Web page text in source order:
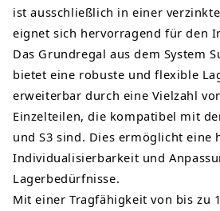
ist ausschließlich in einer
eignet sich hervorragend für den
Das Grundregal aus dem System
bietet eine robuste und flexible
erweiterbar durch eine Vielzahl
Einzelteilen, die kompatibel mit
und S3 sind. Dies ermöglicht eine
Individualisierbarkeit und
Lagerbedürfnisse.
Mit einer Tragfähigkeit von bis zu